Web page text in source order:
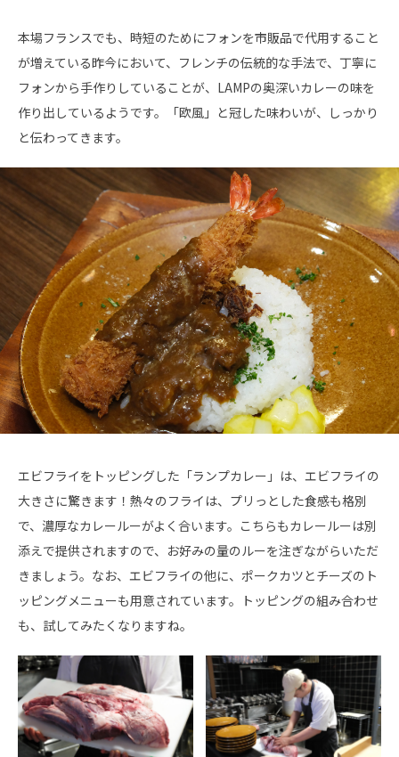
本場フランスでも、時短のためにフォンを市販品で代用すること
が増えている昨今において、フレンチの伝統的な手法で、丁寧に
フォンから手作りしていることが、LAMPの奥深いカレーの味を
作り出しているようです。「欧風」と冠した味わいが、しっかり
と伝わってきます。
エビフライをトッピングした「ランプカレー」は、エビフライの
大きさに驚きます！熱々のフライは、プリっとした食感も格別
で、濃厚なカレールーがよく合います。こちらもカレールーは別
添えで提供されますので、お好みの量のルーを注ぎながらいただ
きましょう。なお、エビフライの他に、ポークカツとチーズのト
ッピングメニューも用意されています。トッピングの組み合わせ
も、試してみたくなりますね。